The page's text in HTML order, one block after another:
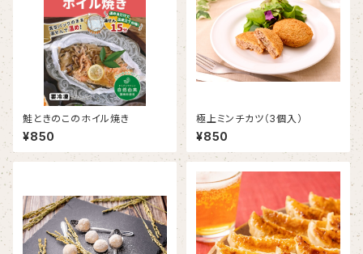
鮭ときのこのホイル焼き
¥850
極上ミンチカツ（3個入）
¥850